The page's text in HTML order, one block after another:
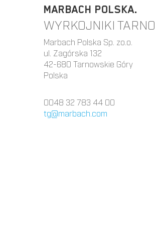
MARBACH POLSKA.
WYRKOJNIKI
Marbach Polska Sp. zo.o.
ul. Zagórska 132
42-680 Tarnowskie Góry
Polska
0048 32 783 44 00
tg@marbach.com